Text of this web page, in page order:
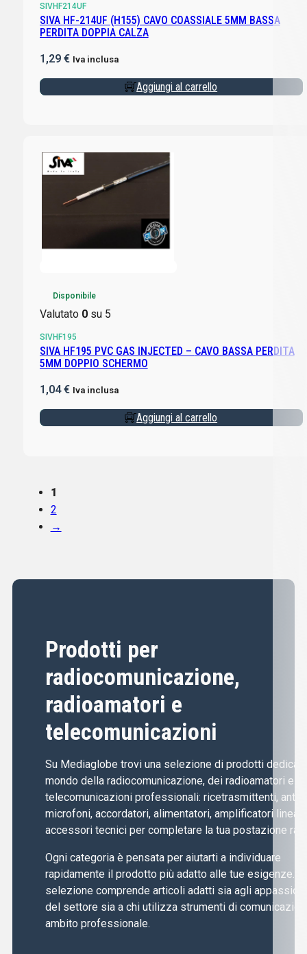
SIVHF214UF
SIVA HF-214UF (H155) CAVO COASSIALE 5MM BASSA
PERDITA DOPPIA CALZA
1,29 € Iva inclusa
Aggiungi al carrello
Disponibile
Valutato 0su 5
SIVHF195
SIVA HF195 PVC GAS INJECTED – CAVO BASSA PERDITA
5MM DOPPIO SCHERMO
1,04€ Iva inclusa
Aggiungi al carrello
1
2
→
Prodotti per
radiocomunicazione,
radioamatori e
telecomunicazioni
Su Mediaglobe trovi una selezione di prodotti dedicati
mondo della radiocomunicazione, dei radioamatori e
telecomunicazioni professionali: ricetrasmittenti,
microfoni, accordatori, alimentatori, amplificatori
accessori tecnici per completare la tua postazione
Ogni categoria è pensata per aiutarti a individuare
rapidamente il prodotto più adatto alle tue esigenze.
selezione comprende articoli adatti sia agli
del settore sia a chi utilizza strumenti di
ambito professionale.